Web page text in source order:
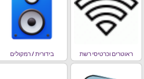
ראוטרים וכרטיסי רשת בידורית / רמקולים